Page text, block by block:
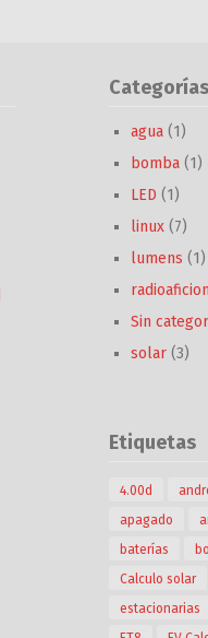
Categorías
agua (1)
bomba (1)
LED (1)
linux (7)
lumens (1)
radioaficion
Sin
solar (3)
Etiquetas
4.00d
apagado
baterías
Calculo solar
estacionarias